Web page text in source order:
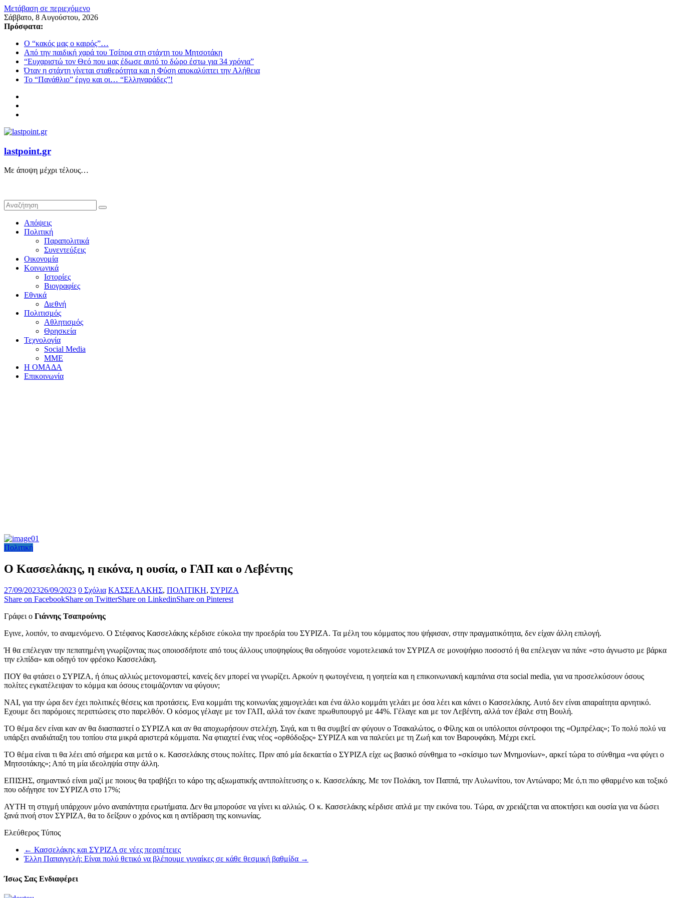
Μετάβαση σε περιεχόμενο
Σάββατο, 8 Αυγούστου, 2026
Πρόσφατα:
Ο “κακός μας ο καιρός”…
Από την παιδική χαρά του Τσίπρα στη στάχτη του Μητσοτάκη
“Ευχαριστώ τον Θεό που μας έδωσε αυτό το δώρο έστω για 34 χρόνια”
Όταν η στάχτη γίνεται σταθερότητα και η Φύση αποκαλύπτει την Αλήθεια
Το “Πανάθλιο” έργο και οι… “Ελληναράδες”!
lastpoint.gr
Με άποψη μέχρι τέλους…
Απόψεις
Πολιτική
Παραπολιτικά
Συνεντεύξεις
Οικονομία
Κοινωνικά
Ιστορίες
Βιογραφίες
Εθνικά
Διεθνή
Πολιτισμός
Αθλητισμός
Θρησκεία
Τεχνολογία
Social Media
ΜΜΕ
Η ΟΜΑΔΑ
Επικοινωνία
Πολιτική
Ο Κασσελάκης, η εικόνα, η ουσία, ο ΓΑΠ και ο Λεβέντης
27/09/202326/09/2023 0 Σχόλια ΚΑΣΣΕΛΑΚΗΣ, ΠΟΛΙΤΙΚΗ, ΣΥΡΙΖΑ
Share on FacebookShare on TwitterShare on LinkedinShare on Pinterest
Γράφει ο Γιάννης Τσαπρούνης
Εγινε, λοιπόν, το αναμενόμενο. Ο Στέφανος Κασσελάκης κέρδισε εύκολα την προεδρία του ΣΥΡΙΖΑ. Τα μέλη του κόμματος που ψήφισαν, στην πραγματικότητα, δεν είχαν άλλη επιλογή.
Ή θα επέλεγαν την πεπατημένη γνωρίζοντας πως οποιοσδήποτε από τους άλλους υποψηφίους θα οδηγούσε νομοτελειακά τον ΣΥΡΙΖΑ σε μονοψήφιο ποσοστό ή θα επέλεγαν να πάνε «στο άγνωστο με βάρκα
την ελπίδα» και οδηγό τον φρέσκο Κασσελάκη.
ΠΟΥ θα φτάσει ο ΣΥΡΙΖΑ, ή όπως αλλιώς μετονομαστεί, κανείς δεν μπορεί να γνωρίζει. Αρκούν η φωτογένεια, η γοητεία και η επικοινωνιακή καμπάνια στα social media, για να προσελκύσουν όσους
πολίτες εγκατέλειψαν το κόμμα και όσους ετοιμάζονταν να φύγουν;
ΝΑΙ, για την ώρα δεν έχει πολιτικές θέσεις και προτάσεις. Ενα κομμάτι της κοινωνίας χαμογελάει και ένα άλλο κομμάτι γελάει με όσα λέει και κάνει ο Κασσελάκης. Αυτό δεν είναι απαραίτητα αρνητικό.
Εχουμε δει παρόμοιες περιπτώσεις στο παρελθόν. Ο κόσμος γέλαγε με τον ΓΑΠ, αλλά τον έκανε πρωθυπουργό με 44%. Γέλαγε και με τον Λεβέντη, αλλά τον έβαλε στη Βουλή.
ΤΟ θέμα δεν είναι καν αν θα διασπαστεί ο ΣΥΡΙΖΑ και αν θα αποχωρήσουν στελέχη. Σιγά, και τι θα συμβεί αν φύγουν ο Τσακαλώτος, ο Φίλης και οι υπόλοιποι σύντροφοι της «Ομπρέλας»; Το πολύ πολύ να
υπάρξει αναδιάταξη του τοπίου στα μικρά αριστερά κόμματα. Να φτιαχτεί ένας νέος «ορθόδοξος» ΣΥΡΙΖΑ και να παλεύει με τη Ζωή και τον Βαρουφάκη. Μέχρι εκεί.
ΤΟ θέμα είναι τι θα λέει από σήμερα και μετά ο κ. Κασσελάκης στους πολίτες. Πριν από μία δεκαετία ο ΣΥΡΙΖΑ είχε ως βασικό σύνθημα το «σκίσιμο των Μνημονίων», αρκεί τώρα το σύνθημα «να φύγει ο
Μητσοτάκης»; Από τη μία ιδεοληψία στην άλλη.
ΕΠΙΣΗΣ, σημαντικό είναι μαζί με ποιους θα τραβήξει το κάρο της αξιωματικής αντιπολίτευσης ο κ. Κασσελάκης. Με τον Πολάκη, τον Παππά, την Αυλωνίτου, τον Αντώναρο; Με ό,τι πιο φθαρμένο και τοξικό
που οδήγησε τον ΣΥΡΙΖΑ στο 17%;
ΑΥΤΗ τη στιγμή υπάρχουν μόνο αναπάντητα ερωτήματα. Δεν θα μπορούσε να γίνει κι αλλιώς. Ο κ. Κασσελάκης κέρδισε απλά με την εικόνα του. Τώρα, αν χρειάζεται να αποκτήσει και ουσία για να δώσει
ξανά πνοή στον ΣΥΡΙΖΑ, θα το δείξουν ο χρόνος και η αντίδραση της κοινωνίας.
Ελεύθερος Τύπος
← Κασσελάκης και ΣΥΡΙΖΑ σε νέες περιπέτειες
Έλλη Παπαγγελή: Είναι πολύ θετικό να βλέπουμε γυναίκες σε κάθε θεσμική βαθμίδα →
Ίσως Σας Ενδιαφέρει